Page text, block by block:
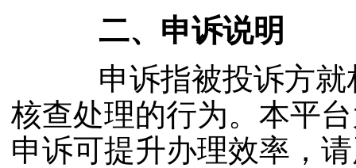
二、申诉说明
申诉指被投诉方就
核查处理的行为。本平
申诉可提升办理效率，